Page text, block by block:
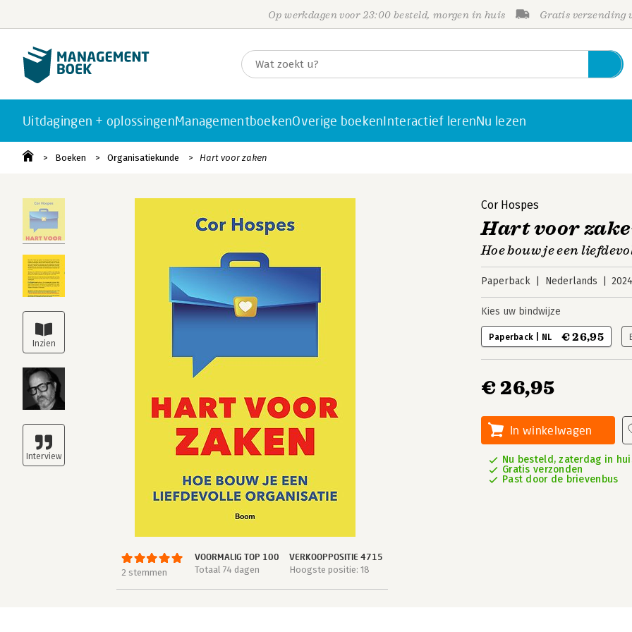
Op werkdagen voor 23:00 besteld, morgen in huis Gratis verzending
Uitdagingen + oplossingenManagementboekenOverige boekenInteractief lerenNu lezen
Boeken Organisatiekunde Hart voor zaken
2 stemmen
VOORMALIG TOP 100
Totaal 74 dagen
VERKOOPPOSITIE 4715
Hoogste positie: 18
Cor Hospes
Hart voor
Hoe bouw je een
Paperback Nederlands 2024
Kies uw bindwijze
Paperback | NL € 26,95
€ 26,95
In winkelwagen
Nu besteld, zaterdag in
Gratis verzonden
Past door de brievenbus